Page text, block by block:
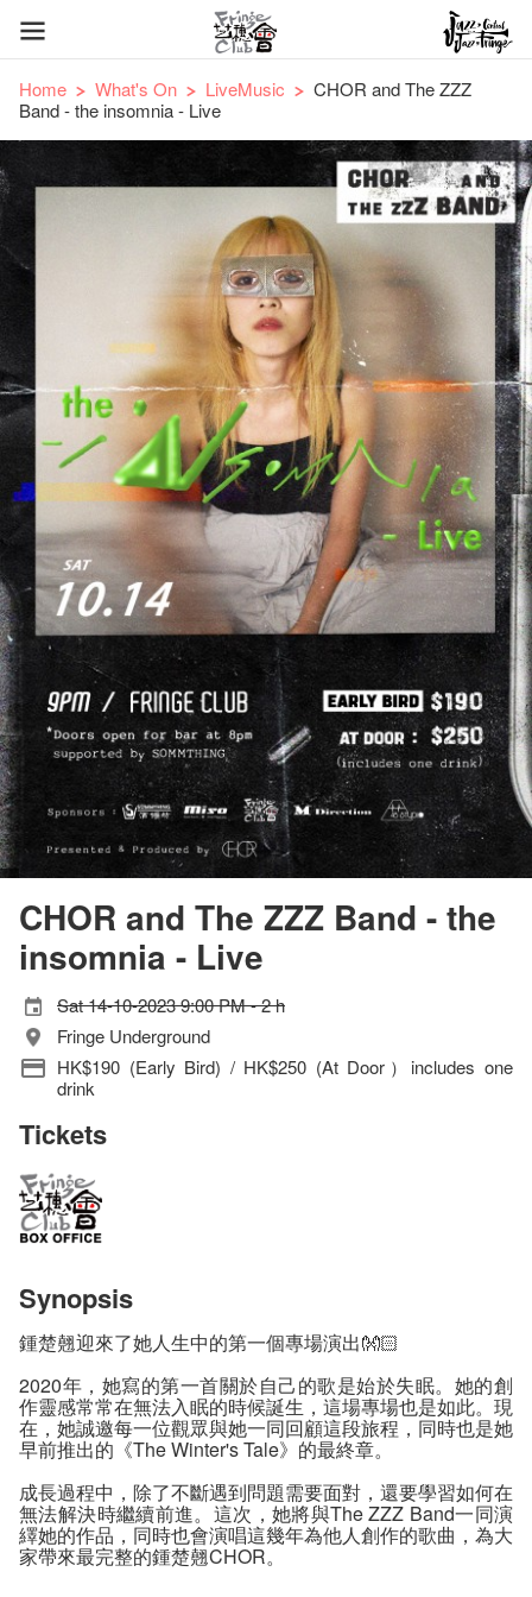
Home What's On LiveMusic
CHOR and The ZZZ
Band - the insomnia - Live
CHOR and The ZZZ Band - the
insomnia - Live
Sat 14-10-2023 9:00 PM - 2 h
Fringe Underground
HK$190 (Early Bird) / HK$250 (At Door）includes one
drink
Tickets
Synopsis
鍾楚翹迎來了她人生中的第一個專場演出👐🏻
2020年，她寫的第一首關於自己的歌是始於失眠。她的創
作靈感常常在無法入眠的時候誕生，這場專場也是如此。現
在，她誠邀每一位觀眾與她一同回顧這段旅程，同時也是她
早前推出的《The Winter's Tale》的最終章。
成長過程中，除了不斷遇到問題需要面對，還要學習如何在
無法解決時繼續前進。這次，她將與The ZZZ Band一同演
繹她的作品，同時也會演唱這幾年為他人創作的歌曲，為大
家帶來最完整的鍾楚翹CHOR。